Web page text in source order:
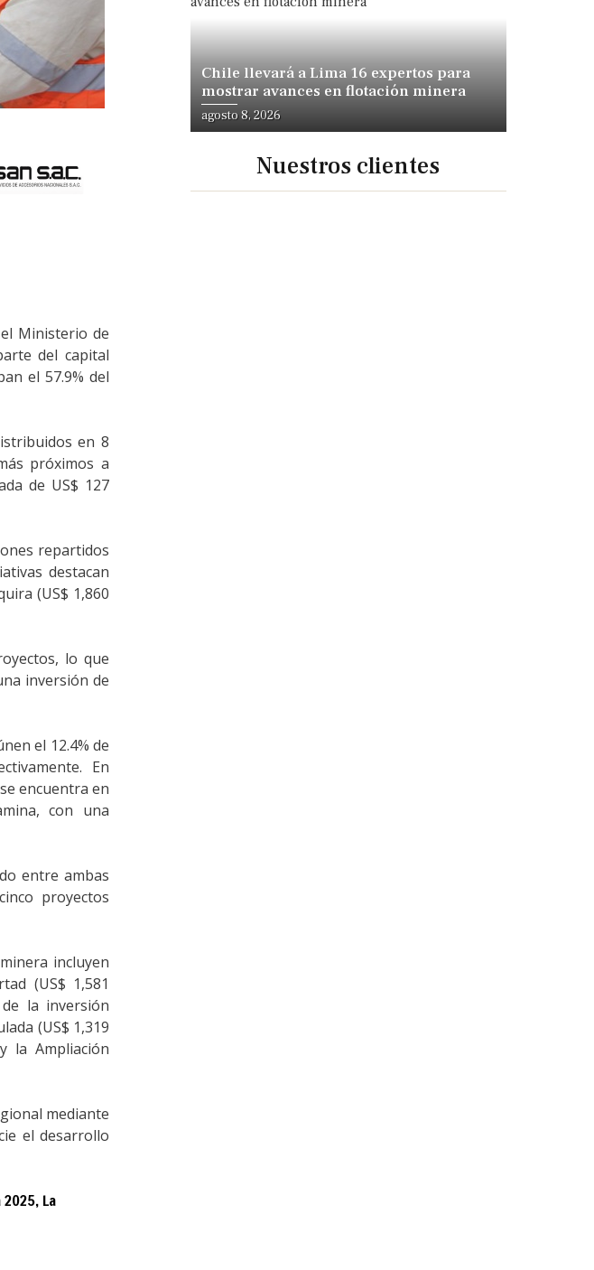
Ministerio de
del capital
el 57.9% del
en 8
próximos a
de US$ 127
repartidos
destacan
(US$ 1,860
lo que
inversión de
el 12.4% de
En
encuentra en
con una
entre ambas
proyectos
incluyen
(US$ 1,581
la inversión
(US$ 1,319
la Ampliación
mediante
el desarrollo
, La
Chile llevará a Lima 16 expertos para
mostrar avances en flotación minera
agosto 8, 2026
Nuestros clientes